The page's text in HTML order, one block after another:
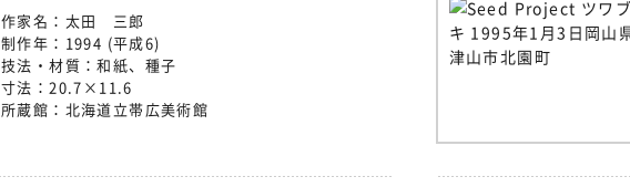
作家名： 太田 三郎
制作年： 1994 (平成6)
技法・材質：和紙、種子
寸法：20.7×11.6
所蔵館： 北海道立帯広美術館